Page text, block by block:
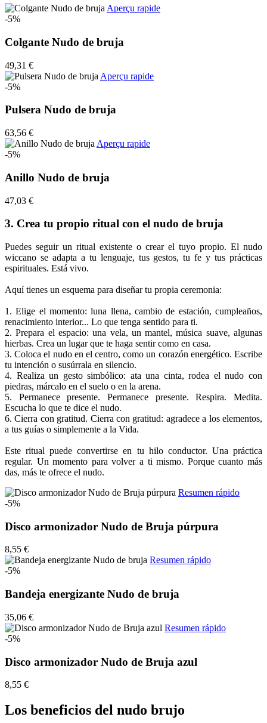
Aperçu rapide
-5%
Colgante Nudo de bruja
49,31 €
Aperçu rapide
-5%
Pulsera Nudo de bruja
63,56 €
Aperçu rapide
-5%
Anillo Nudo de bruja
47,03 €
3. Crea tu propio ritual con el nudo de bruja
Puedes seguir un ritual existente o crear el tuyo propio. El nudo
wiccano se adapta a tu lenguaje, tus gestos, tu fe y tus prácticas
espirituales. Está vivo.
Aquí tienes un esquema para diseñar tu propia ceremonia:
1. Elige el momento: luna llena, cambio de estación, cumpleaños,
renacimiento interior... Lo que tenga sentido para ti.
2. Prepara el espacio: una vela, un mantel, música suave, algunas
hierbas. Crea un lugar que te haga sentir como en casa.
3. Coloca el nudo en el centro, como un corazón energético. Escribe
tu intención o susúrrala en silencio.
4. Realiza un gesto simbólico: ata una cinta, rodea el nudo con
piedras, márcalo en el suelo o en la arena.
5. Permanece presente. Permanece presente. Respira. Medita.
Escucha lo que te dice el nudo.
6. Cierra con gratitud. Cierra con gratitud: agradece a los elementos,
a tus guías o simplemente a la Vida.
Este ritual puede convertirse en tu hilo conductor. Una práctica
regular. Un momento para volver a ti mismo. Porque cuanto más
das, más te ofrece el nudo.
Resumen rápido
-5%
Disco armonizador Nudo de Bruja púrpura
8,55 €
Resumen rápido
-5%
Bandeja energizante Nudo de bruja
35,06 €
Resumen rápido
-5%
Disco armonizador Nudo de Bruja azul
8,55 €
Los beneficios del nudo brujo